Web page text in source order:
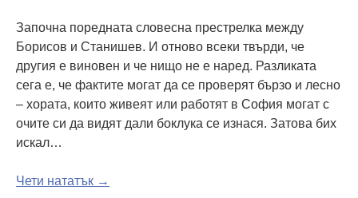
Започна поредната словесна престрелка между
Борисов и Станишев. И отново всеки твърди, че
другия е виновен и че нищо не е наред. Разликата
сега е, че фактите могат да се проверят бързо и лесно
– хората, които живеят или работят в София могат с
очите си да видят дали боклука се изнася. Затова бих
искал…
Чети нататък →